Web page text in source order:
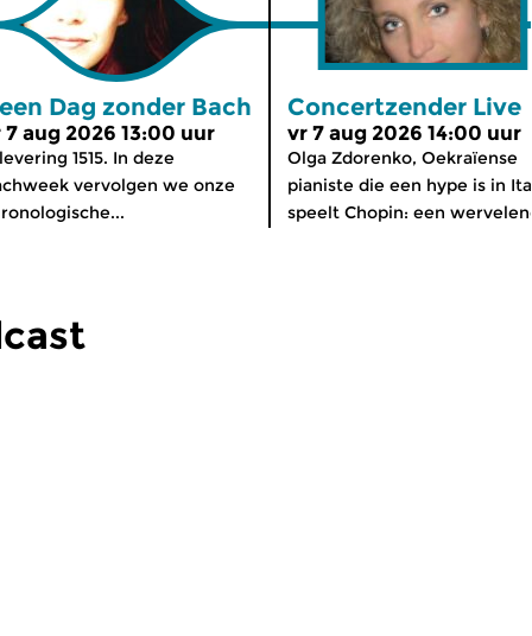
Dag zonder Bach
7 aug 2026 13:00 uur
1515. In deze
vervolgen we onze
Concertzender Live
vr 7 aug 2026 14:00 uur
Olga Zdorenko, Oekraïense
pianiste die een hype is in
speelt Chopin: een